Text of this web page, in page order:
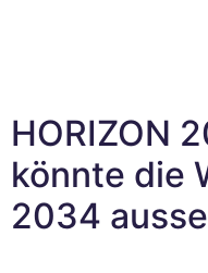
HORIZON
könnte die
2034